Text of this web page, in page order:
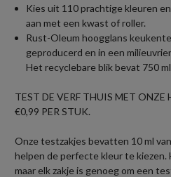
Kies uit 110 prachtige kleuren
aan met een kwast of roller.
Rust-Oleum hoogglans
geproducerd en in een
Het recyclebare blik bevat 750
TEST DE VERF THUIS MET ONZE
€0,99 PER STUK.
Onze testzakjes bevatten 10 ml
helpen de perfecte kleur te kiezen.
maar elk zakje is genoeg om een